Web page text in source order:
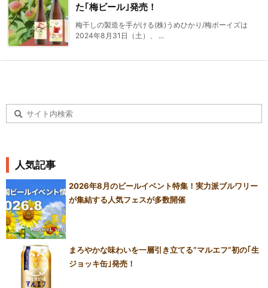
た｢梅ビール｣発売！
梅干しの製造を手がける(株)うめひかり/梅ボーイズは
2024年8月31日（土）、 ...
人気記事
2026年8月のビールイベント特集！実力派ブルワリー
が集結する人気フェスが多数開催
まろやかな味わいを一層引き立てる“マルエフ”初の｢生
ジョッキ缶｣発売！